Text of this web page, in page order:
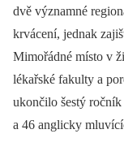
dvě významné
krvácení, jednak
Mimořádné místo v
lékařské fakulty a
ukončilo šestý ročník
a 46 anglicky